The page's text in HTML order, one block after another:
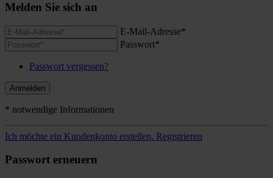
Melden Sie sich an
E-Mail-Adresse*
Passwort*
Passwort vergessen?
Anmelden
* notwendige Informationen
Ich möchte ein Kundenkonto erstellen. Registrieren
Passwort erneuern